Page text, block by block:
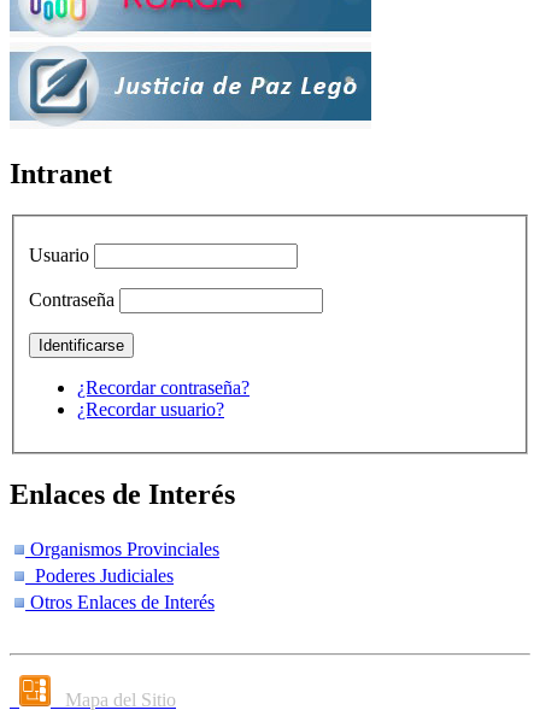
Intranet
Usuario
Contraseña
¿Recordar contraseña?
¿Recordar usuario?
Enlaces de Interés
Organismos Provinciales
Poderes Judiciales
Otros Enlaces de Interés
Mapa del Sitio